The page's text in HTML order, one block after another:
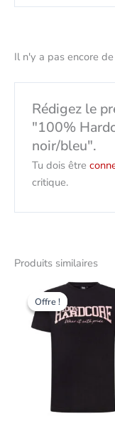
Il n'y a pas encore
Rédigez le
"100%
noir/bleu".
Tu dois être
critique.
Produits similaires
Offre !
Offre !
Le
prix
initial
était
Le
est